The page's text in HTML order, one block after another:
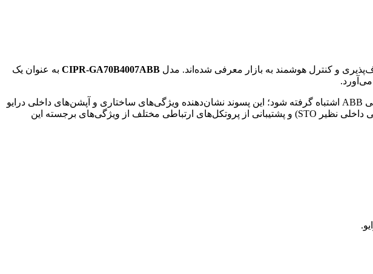
و کنترل هوشمند به بازار معرفی شده‌اند. مدل CIPR-GA70B4007ABB به عنوان یک
می‌آورد.
در انتهای کد فنی آن است که نباید با برند تجهیزات صنعتی ABB اشتباه گرفته شود؛ این پسوند نشان‌دهنده ویژگی‌های ساختاری و آپشن‌های داخلی درایو
طبق کاتالوگ رسمی یاسکاوا است. طراحی فشرده، قابلیت برنامه‌ریزی آسان، امنیت بالا (دارای فانکشن‌های ایمنی داخلی نظیر STO) و پشتیبانی از پروتکل‌های ارتباطی مختلف از ویژگی‌های برجسته این